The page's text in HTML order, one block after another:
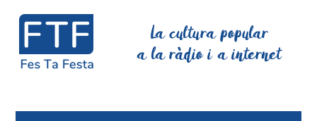
La cultura popular
a la ràdio i a internet